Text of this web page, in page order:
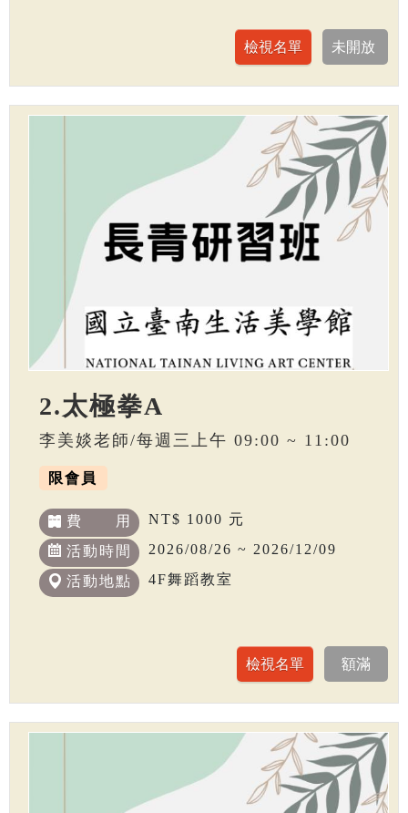
2.太極拳A
李美婒老師/每週三上午 09:00 ~ 11:00
限會員
費 用 NT$ 1000 元
活動時間 2026/08/26 ~ 2026/12/09
活動地點 4F舞蹈教室